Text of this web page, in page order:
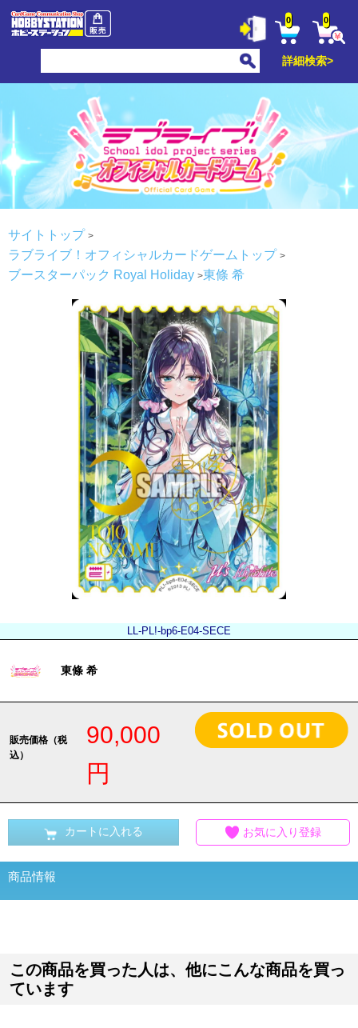
0 0
詳細検索>
サイトトップ
ラブライブ！オフィシャルカードゲームトップ
ブースターパック Royal Holiday
東條 希
LL-PL!-bp6-E04-SECE
東條 希
販売価格（税
込）
90,000
円
カートに入れる お気に入り登録
商品情報
この商品を買った人は、他にこんな商品を買っ
ています